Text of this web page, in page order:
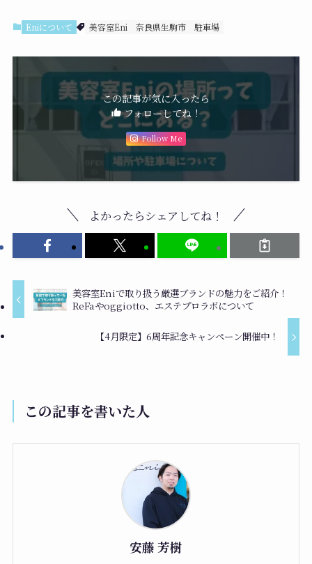
Eniについて 美容室Eni 奈良県生駒市 駐車場
この記事が気に入ったら
フォローしてね！
Follow Me
よかったらシェアしてね！
美容室Eniで取り扱う厳選ブランドの魅力をご紹介！
ReFaやoggiotto、エステプロラボについて
【4月限定】6周年記念キャンペーン開催中！
この記事を書いた人
安藤 芳樹